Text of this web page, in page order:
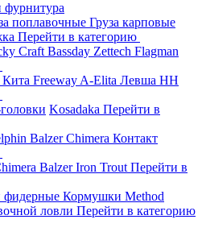
фурнитура
поплавочные Груза карповые
Перейти в категорию
Craft Bassday Zettech Flagman
Freeway A-Elita Левша НН
Kosadaka Перейти в
BalzerChimera Контакт
BalzerIron Trout Перейти в
Кормушки Method
ловли Перейти в категорию